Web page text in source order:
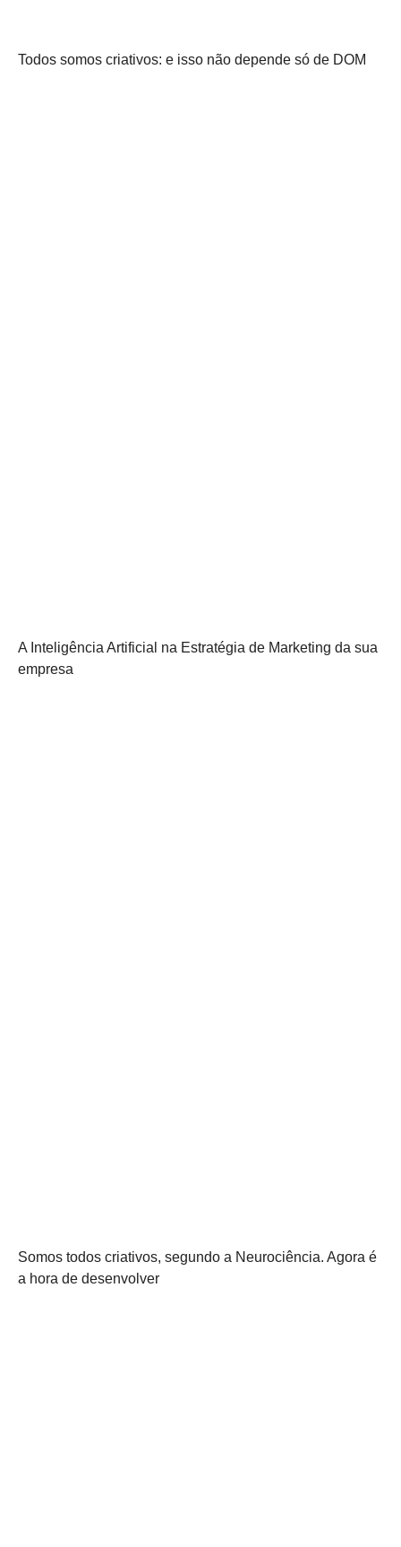
Todos somos criativos: e isso não depende só de DOM
A Inteligência Artificial na Estratégia de Marketing da sua
empresa
Somos todos criativos, segundo a Neurociência. Agora é
a hora de desenvolver